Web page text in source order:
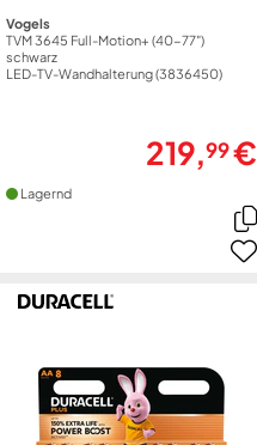
Vogels
TVM 3645 Full-Motion+ (40-77")
schwarz
LED-TV-Wandhalterung (3836450)
219,99€
Lagernd